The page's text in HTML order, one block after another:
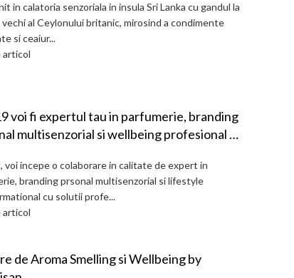
in calatoria senzoriala in insula Sri Lanka cu gandul la
al Ceylonului britanic, mirosind a condimente
si ceaiur...
voi fi expertul tau in parfumerie, branding
la
voi incepe o colaborare in calitate de expert in
branding prsonal multisenzorial si lifestyle
cu solutii profe...
de Aroma Smelling si Wellbeing by